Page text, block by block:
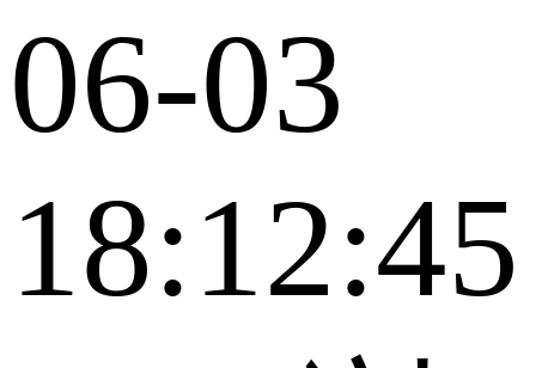
06-03
18:12:45